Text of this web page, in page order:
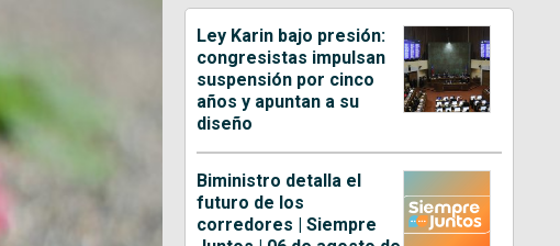
Ley Karin bajo presión:
congresistas impulsan
suspensión por cinco
años y apuntan a su
diseño
Biministro detalla el
futuro de los
corredores | Siempre